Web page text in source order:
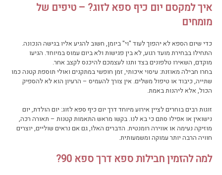
איך למקסם יום כיף ספא לזוג? – טיפים של
מומחים
כדי שיום הספא לא יהפוך לעוד "וי" ביומן, חשוב להגיע אליו בגישה הנכונה.
התחילו בבחירת מועד רגוע, לא בין פגישות ולא ביום עמוס במיוחד. הגיעו
מוקדם, השאירו טלפונים בצד ותנו לעצמכם להיכנס לקצב אחר.
בחרו חבילה מאוזנת: עיסוי איכותי, זמן חופשי במתקנים ואולי תוספת קטנה כמו
שתייה, כיבוד או טיפול משלים. אין צורך להעמיס – הרעיון הוא לא להספיק
הכול, אלא ליהנות באמת.
זוגות רבים בוחרים לציין אירוע מיוחד דרך יום כיף ספא לזוג: יום הולדת, יום
נישואין או אפילו סתם כי בא לנו. בקשו מראש התאמות קטנות – תאורה רכה,
מוזיקה נעימה או אווירה רומנטית. הדברים האלו, גם אם נראים שוליים, יוצרים
חוויה הרבה יותר עמוקה ומשמעותית.
למה להזמין חבילות ספא דרך ספא 90?